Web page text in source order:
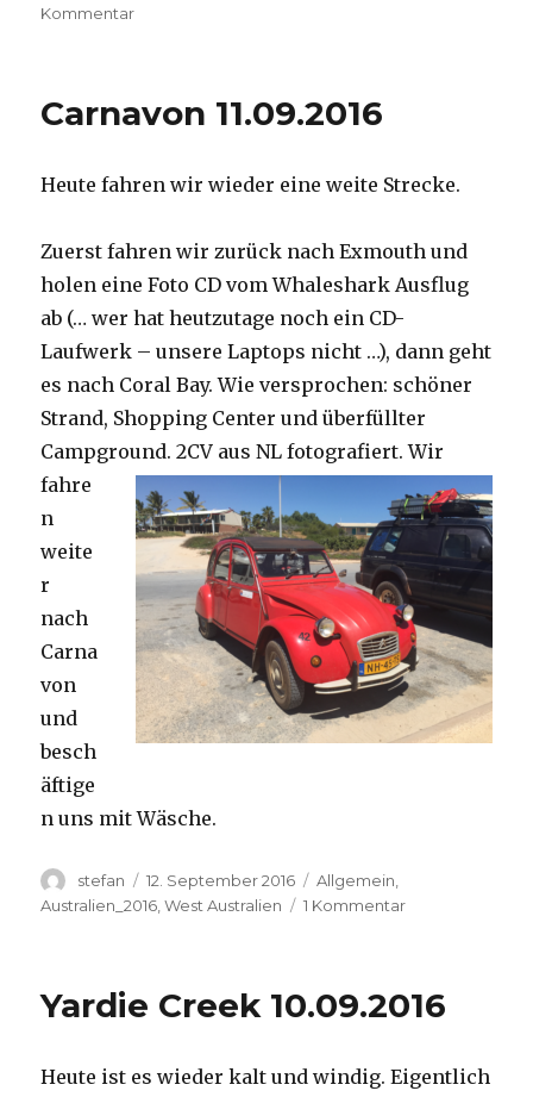
Kommentarzu
Carnavon 11.09.2016
Heute fahren wir wieder eine weite Strecke.
Zuerst fahren wir zurück nach Exmouth und
holen eine Foto CD vom Whaleshark Ausflug
ab (… wer hat heutzutage noch ein CD-
Laufwerk – unsere Laptops nicht …), dann geht
es nach Coral Bay. Wie versprochen: schöner
Strand, Shopping Center und überfüllter
Campground.2CV aus NL fotografiert. Wir
fahre
n
weite
r
nach
Carna
von
und
besch
äftige
n uns mit Wäsche.
Autor
stefan
Veröffentlicht
am
12. September 2016 Kategorien
Allgemein
Australien_2016 ,West Australien 1 Kommentarzu
Yardie Creek 10.09.2016
Heute ist es wieder kalt und windig. Eigentlich